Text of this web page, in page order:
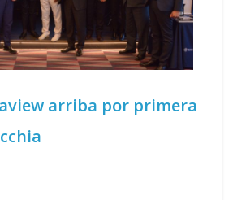
arriba por primera